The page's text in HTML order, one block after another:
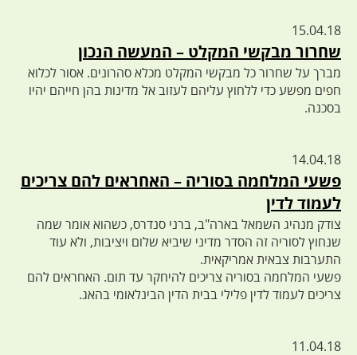
15.04.18
שחרור מבקשי המקלט – המעשה הנכון
מברך על שחרור כל מבקשי המקלט מכלא סהרונים. אסור לכלוא
חפים מפשע כדי ללחוץ עליהם לעזוב אל מדינות בהן חייהם יהיו
בסכנה.
14.04.18
פשעי המלחמה בסוריה – האחראים להם צריכים
לעמוד לדין
צודק מנהיג השמאל בארה"ב, ברני סנדרס, כשהוא אומר שמה
שנחוץ לסוריה זה הסדר מדיני שיביא שלום ויציבות, ולא עוד
התערבות צבאית אמריקאית.
פשעי המלחמה בסוריה צריכים להיחקר עד תום. האחראים להם
צריכים לעמוד לדין פלילי בבית הדין הבינלאומי בהאג.
11.04.18